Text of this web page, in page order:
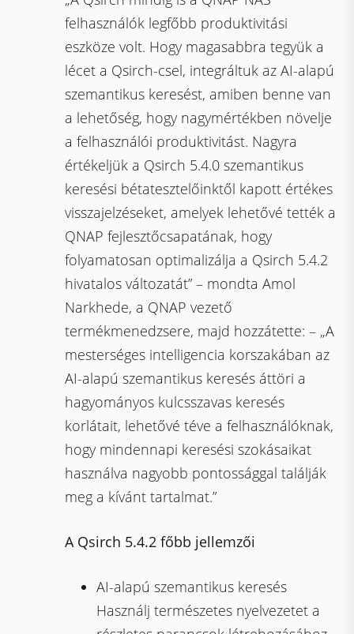
felhasználók legfőbb produktivitási
eszköze volt. Hogy magasabbra tegyük a
lécet a Qsirch-csel, integráltuk az AI-alapú
szemantikus keresést, amiben benne van
a lehetőség, hogy nagymértékben növelje
a felhasználói produktivitást. Nagyra
értékeljük a Qsirch 5.4.0 szemantikus
keresési bétatesztelőinktől kapott értékes
visszajelzéseket, amelyek lehetővé tették a
QNAP fejlesztőcsapatának, hogy
folyamatosan optimalizálja a Qsirch 5.4.2
hivatalos változatát” – mondta Amol
Narkhede, a QNAP vezető
termékmenedzsere, majd hozzátette: – „A
mesterséges intelligencia korszakában az
AI-alapú szemantikus keresés áttöri a
hagyományos kulcsszavas keresés
korlátait, lehetővé téve a felhasználóknak,
hogy mindennapi keresési szokásaikat
használva nagyobb pontossággal találják
meg a kívánt tartalmat.”
A Qsirch 5.4.2 főbb jellemzői
AI-alapú szemantikus keresés
Használj természetes nyelvezetet a